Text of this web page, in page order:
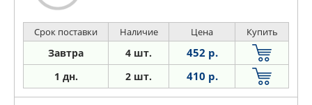
Срок поставки Наличие Цена Купить
Завтра 4 шт. 452 р.
1 дн. 2 шт. 410 р.